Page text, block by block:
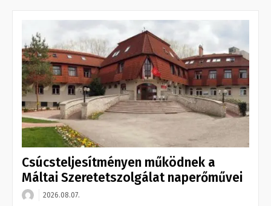
Csúcsteljesítményen működnek a
Máltai Szeretetszolgálat naperőművei
2026.08.07.